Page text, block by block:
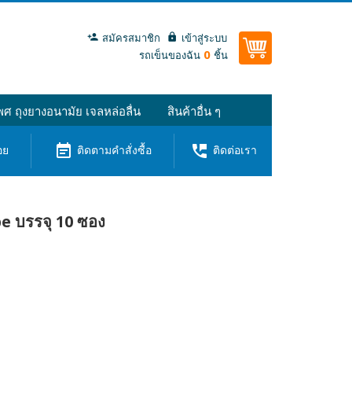
รถเข็นของฉัน 0 ชิ้น
สมัครสมาชิก เข้าสู่ระบบ
ศ ถุงยางอนามัย เจลหล่อลื่น สินค้าอื่น ๆ
event_note ติดตามคำสั่งซื้อ perm_phone_msg ติดต่อเรา
บรรจุ 10 ซอง